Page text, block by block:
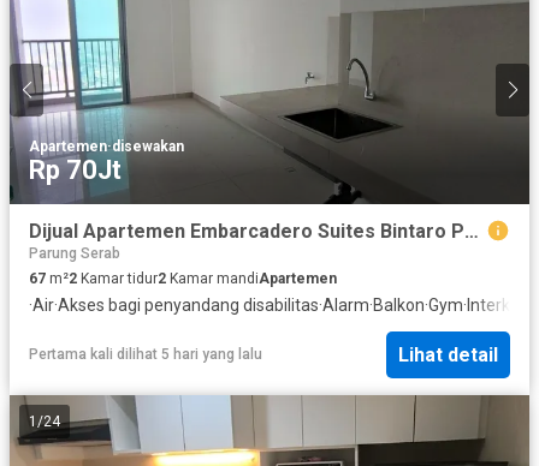
Apartemen·disewakan
Rp 70Jt
Dijual Apartemen Embarcadero Suites Bintaro Pet Friendly Siap Huni & Strategis!
Parung Serab
67 m²2 Kamar tidur2 Kamar mandiApartemen
·Air·Akses bagi penyandang disabilitas·Alarm·Balkon·Gym· Interkom
Pertama kali dilihat 5 hari yang lalu Lihat detail
1 /24